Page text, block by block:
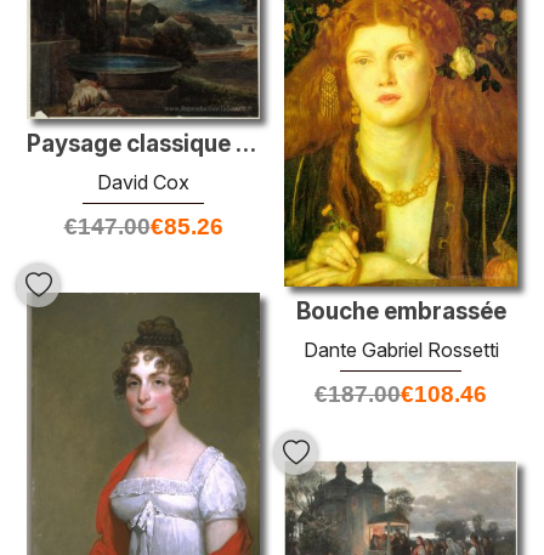
Paysage classique (après poussin)
David Cox
€147.00€85.26
Bouche embrassée
Dante Gabriel Rossetti
€187.00€108.46